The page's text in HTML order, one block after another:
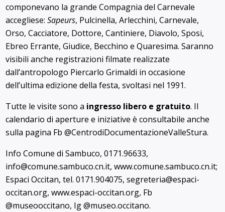
componevano la grande Compagnia del Carnevale
accegliese:Sapeurs, Pulcinella, Arlecchini, Carnevale,
Orso, Cacciatore, Dottore, Cantiniere, Diavolo, Sposi,
Ebreo Errante, Giudice, Becchino e Quaresima. Saranno
visibili anche registrazioni filmate realizzate
dall’antropologo Piercarlo Grimaldi in occasione
dell’ultima edizione della festa, svoltasi nel 1991.
Tutte le visite sono a ingresso libero e gratuito. Il
calendario di aperture e iniziative è consultabile anche
sulla pagina Fb @CentrodiDocumentazioneValleStura.
Info Comune di Sambuco, 0171.96633,
info@comune.sambuco.cn.it, www.comune.sambuco.cn.it;
Espaci Occitan, tel. 0171.904075, segreteria@espaci-
occitan.org, www.espaci-occitan.org, Fb
@museooccitano, Ig @museo.occitano.